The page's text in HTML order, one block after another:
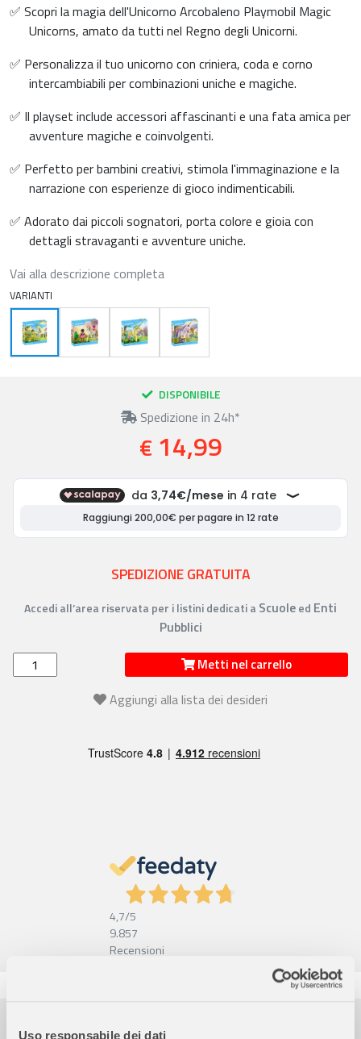
Uso responsabile dei dati
✅ Scopri la magia dell'Unicorno Arcobaleno Playmobil Magic
Unicorns, amato da tutti nel Regno degli Unicorni.
✅ Personalizza il tuo unicorno con criniera, coda e corno
intercambiabili per combinazioni uniche e magiche.
✅ Il playset include accessori affascinanti e una fata amica per
avventure magiche e coinvolgenti.
✅ Perfetto per bambini creativi, stimola l'immaginazione e la
narrazione con esperienze di gioco indimenticabili.
✅ Adorato dai piccoli sognatori, porta colore e gioia con
dettagli stravaganti e avventure uniche.
Vai alla descrizione completa
VARIANTI
DISPONIBILE
Spedizione in 24h*
€ 14,99
SPEDIZIONE GRATUITA
Accedi all’area riservata per i listini dedicati a Scuoleed Enti
Pubblici
Metti nel carrello
Aggiungi alla lista dei desideri
4,7/5
9.857
Recensioni